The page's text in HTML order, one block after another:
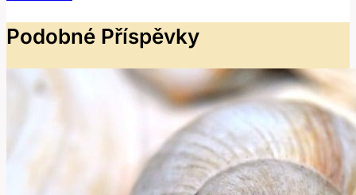
Podobné Příspěvky